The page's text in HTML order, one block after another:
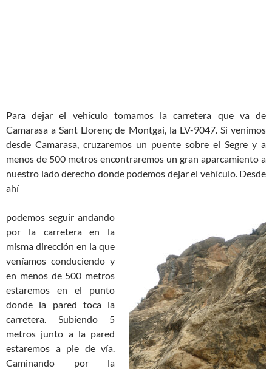
Para dejar el vehículo tomamos la carretera que va de
Camarasa a Sant Llorenç de Montgai, la LV-9047. Si venimos
desde Camarasa, cruzaremos un puente sobre el Segre y a
menos de 500 metros encontraremos un gran aparcamiento a
nuestro lado derecho donde podemos dejar el vehículo. Desde
ahí
podemos seguir andando
por la carretera en la
misma dirección en la que
veníamos conduciendo y
en menos de 500 metros
estaremos en el punto
donde la pared toca la
carretera. Subiendo 5
metros junto a la pared
estaremos a pie de vía.
Caminando por la